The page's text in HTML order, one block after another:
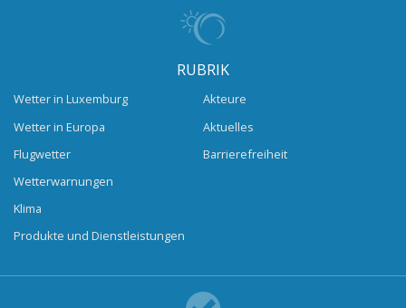
RUBRIK
Wetter in Luxemburg
Wetter in Europa
Flugwetter
Wetterwarnungen
Klima
Produkte und Dienstleistungen
Akteure
Aktuelles
Barrierefreiheit